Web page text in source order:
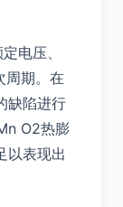
电压、
周期。在
缺陷进行
O2热膨
以表现出